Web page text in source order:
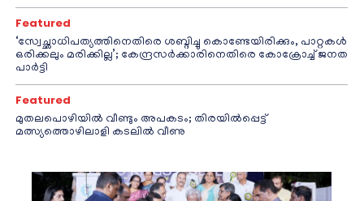
Featured
‘സ്വേച്ഛാധിപത്യത്തിനെതിരെ ശബ്ദിച്ചു കൊണ്ടേയിരിക്കും, പാറ്റകൾ
ഒരിക്കലും മരിക്കില്ല’; കേന്ദ്രസർക്കാരിനെതിരെ കോക്രോച്ച് ജനത
പാർട്ടി
Featured
മുതലപൊഴിയിൽ വീണ്ടും അപകടം; തിരയിൽപ്പെട്ട്
മത്സ്യത്തൊഴിലാളി കടലിൽ വീണു